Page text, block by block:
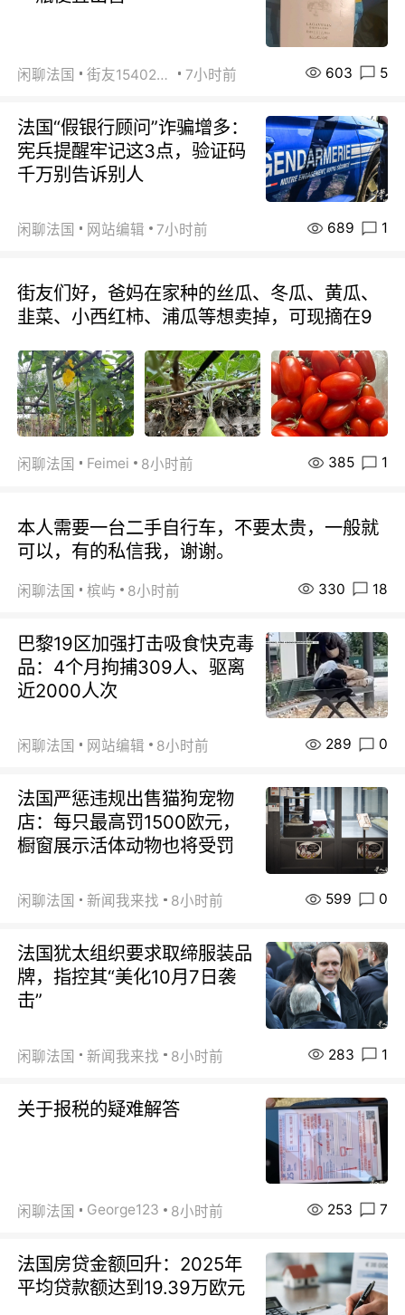
闲聊法国 街友15402223 7小时前 603 5
法国“假银行顾问”诈骗增多：
宪兵提醒牢记这3点，验证码
千万别告诉别人
闲聊法国 网站编辑 7小时前 689 1
街友们好，爸妈在家种的丝瓜、冬瓜、黄瓜、
韭菜、小西红柿、浦瓜等想卖掉，可现摘在9
闲聊法国 Feimei 8小时前 385 1
本人需要一台二手自行车，不要太贵，一般就
可以，有的私信我，谢谢。
闲聊法国 槟屿 8小时前 330 18
巴黎19区加强打击吸食快克毒
品：4个月拘捕309人、驱离
近2000人次
闲聊法国 网站编辑 8小时前 289 0
法国严惩违规出售猫狗宠物
店：每只最高罚1500欧元，
橱窗展示活体动物也将受罚
闲聊法国 新闻我来找 8小时前 599 0
法国犹太组织要求取缔服装品
牌，指控其“美化10月7日袭
击”
闲聊法国 新闻我来找 8小时前 283 1
关于报税的疑难解答
闲聊法国 George123 8小时前 253 7
法国房贷金额回升：2025年
平均贷款额达到19.39万欧元